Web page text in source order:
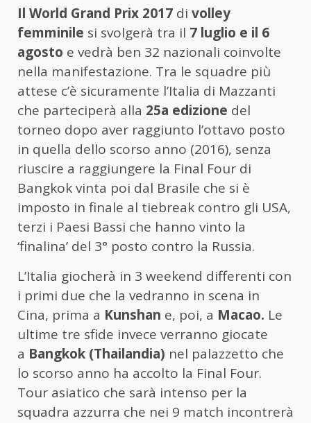
Il World Grand Prix 2017 di volley
femminile si svolgerà tra il 7 luglio e il 6
agosto e vedrà ben 32 nazionali coinvolte
nella manifestazione. Tra le squadre più
attese c’è sicuramente l’Italia di Mazzanti
che parteciperà alla 25a edizione del
torneo dopo aver raggiunto l’ottavo posto
in quella dello scorso anno (2016), senza
riuscire a raggiungere la Final Four di
Bangkok vinta poi dal Brasile che si è
imposto in finale al tiebreak contro gli USA,
terzi i Paesi Bassi che hanno vinto la
‘finalina’ del 3° posto contro la Russia.
L’Italia giocherà in 3 weekend differenti con
i primi due che la vedranno in scena in
Cina, prima a Kunshan e, poi, a Macao. Le
ultime tre sfide invece verranno giocate
a Bangkok (Thailandia) nel palazzetto che
lo scorso anno ha accolto la Final Four.
Tour asiatico che sarà intenso per la
squadra azzurra che nei 9 match incontrerà